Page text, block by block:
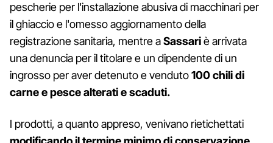
pescherie per l'installazione abusiva di macchinari per
il ghiaccio e l'omesso aggiornamento della
registrazione sanitaria, mentre aSassariè arrivata
una denuncia per il titolare e un dipendente di un
ingrosso per aver detenuto e venduto100 chili di
carne e pesce alterati e scaduti.
I prodotti, a quanto appreso, venivano rietichettati